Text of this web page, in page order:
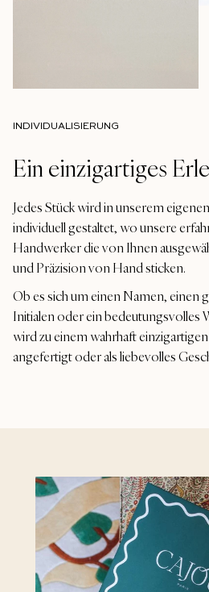
INDIVIDUALISIERUNG
Ein einzigartiges
Jedes Stück wird in unserem
individuell gestaltet, wo unsere
Handwerker die von Ihnen
und Präzision von Hand sticken.
Ob es sich um einen Namen, einen
Initialen oder ein bedeutungsvolles
wird zu einem wahrhaft einzigartigen
angefertigt oder als liebevolles